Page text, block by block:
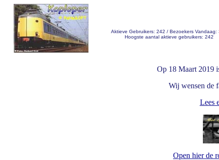
Aktieve Gebruikers: 242 / Bezoekers Vandaag:
Hoogste aantal aktieve gebruikers: 242
Op 18 Maart 2019
Wij wensen de
Lees
Open hier de